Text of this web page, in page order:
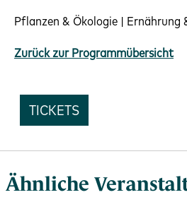
Pflanzen & Ökologie | Ernährung
Zurück zur Programmübersicht
TICKETS
Ähnliche